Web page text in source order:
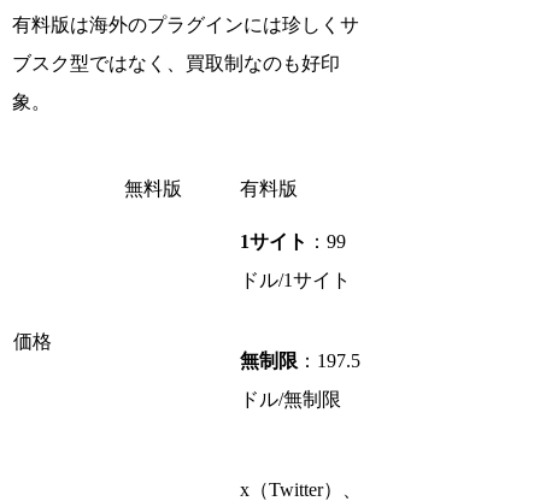
有料版は海外のプラグインには珍しくサ
ブスク型ではなく、買取制なのも好印
象。
無料版 有料版
価格
1サイト ：99
ドル/1サイト
無制限 ：197.5
ドル/無制限
x（Twitter）、